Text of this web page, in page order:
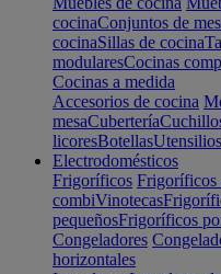
cocinaConjuntos de
cocinaSillas de cocina
modularesCocinas
Cocinas a medida
Accesorios de cocina
mesaCubertería
licoresBotellas
Electrodomésticos
Frigoríficos Frigoríficos
combiVinotecas
pequeñosFrigoríficos
Congeladores
horizontales